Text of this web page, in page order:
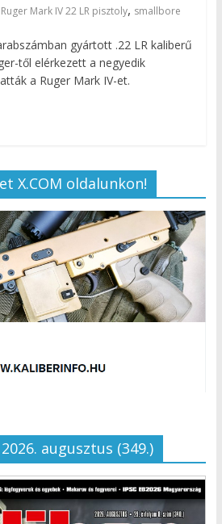
Ruger Mark IV 22 LR pisztoly, smallbore
gyártott .22 LR kaliberű
től elérkezett a negyedik
a Ruger Mark IV-et.
X.COM oldalunkon!
augusztus (349.)